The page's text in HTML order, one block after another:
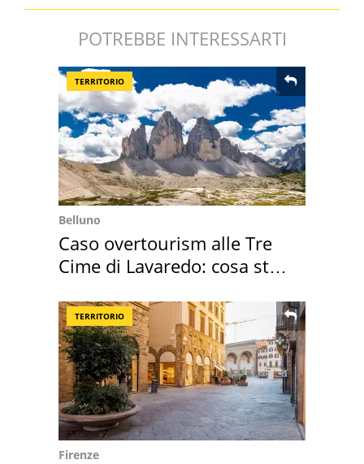
POTREBBE INTERESSARTI
TERRITORIO
Belluno
Caso overtourism alle Tre
Cime di Lavaredo: cosa sta
TERRITORIO
Firenze